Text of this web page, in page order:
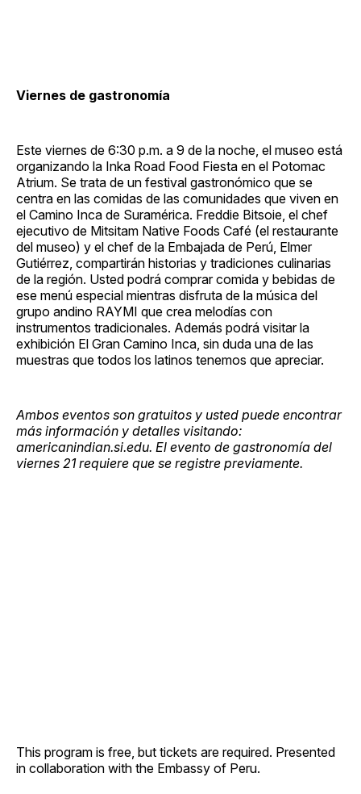
Viernes de gastronomía
Este viernes de 6:30 p.m. a 9 de la noche, el museo está
organizando la Inka Road Food Fiesta en el Potomac
Atrium. Se trata de un festival gastronómico que se
centra en las comidas de las comunidades que viven en
el Camino Inca de Suramérica. Freddie Bitsoie, el chef
ejecutivo de Mitsitam Native Foods Café (el restaurante
del museo) y el chef de la Embajada de Perú, Elmer
Gutiérrez, compartirán historias y tradiciones culinarias
de la región. Usted podrá comprar comida y bebidas de
ese menú especial mientras disfruta de la música del
grupo andino RAYMI que crea melodías con
instrumentos tradicionales. Además podrá visitar la
exhibición El Gran Camino Inca, sin duda una de las
muestras que todos los latinos tenemos que apreciar.
Ambos eventos son gratuitos y usted puede encontrar
más información y detalles visitando:
americanindian.si.edu. El evento de gastronomía del
viernes 21 requiere que se registre previamente.
This program is free, but tickets are required. Presented
in collaboration with the Embassy of Peru.